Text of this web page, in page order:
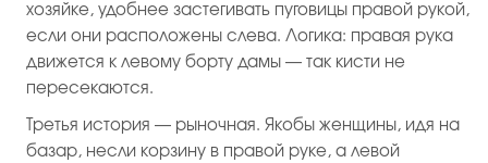
хозяйке, удобнее застегивать пуговицы правой рукой,
если они расположены слева. Логика: правая рука
движется к левому борту дамы — так кисти не
пересекаются.
Третья история — рыночная. Якобы женщины, идя на
базар, несли корзину в правой руке, а левой